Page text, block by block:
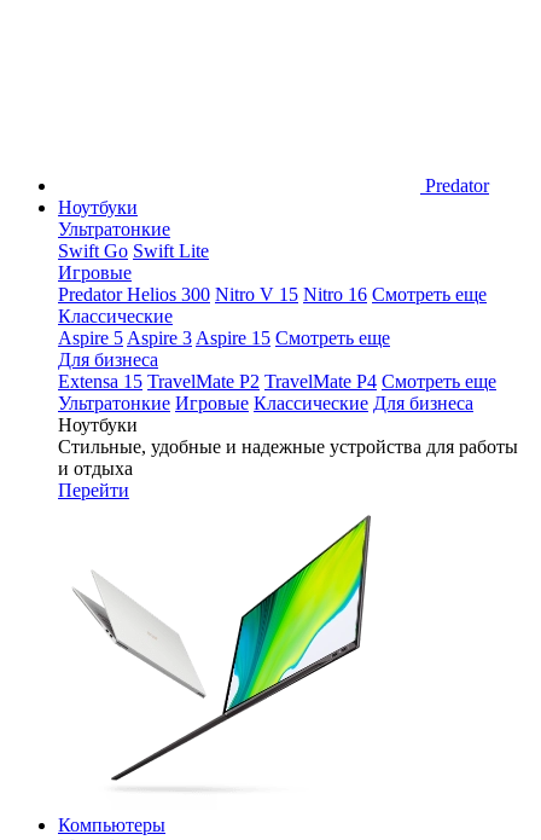
Predator
Ноутбуки
Ультратонкие
Swift Go Swift Lite
Игровые
Predator Helios 300 Nitro V 15 Nitro 16 Смотреть еще
Классические
Aspire 5 Aspire 3 Aspire 15 Смотреть еще
Для бизнеса
Extensa 15 TravelMate P2 TravelMate P4 Смотреть еще
Ультратонкие Игровые Классические Для бизнеса
Ноутбуки
Стильные, удобные и надежные устройства для работы
и отдыха
Перейти
Компьютеры